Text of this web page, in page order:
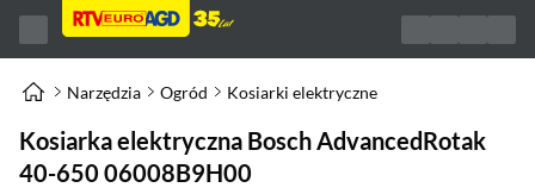
Narzędzia Ogród Kosiarki elektryczne
Kosiarka elektryczna Bosch AdvancedRotak
40-650 06008B9H00